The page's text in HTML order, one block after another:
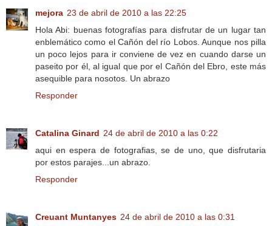
mejora 23 de abril de 2010 a las 22:25
Hola Abi: buenas fotografías para disfrutar de un lugar tan
enblemático como el Cañón del río Lobos. Aunque nos pilla
un poco lejos para ir conviene de vez en cuando darse un
paseito por él, al igual que por el Cañón del Ebro, este más
asequible para nosotos. Un abrazo
Responder
Catalina Ginard 24 de abril de 2010 a las 0:22
aqui en espera de fotografias, se de uno, que disfrutaria
por estos parajes...un abrazo.
Responder
Creuant Muntanyes 24 de abril de 2010 a las 0:31